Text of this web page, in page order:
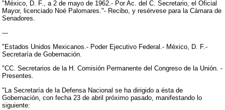
"México, D. F., a 2 de mayo de 1962.- Por Ac. del C. Secretario, el Oficial
Mayor, licenciado Noé Palomares."- Recibo, y resérvese para la Cámara de
Senadores.
---
"Estados Unidos Mexicanos.- Poder Ejecutivo Federal.- México, D. F.-
Secretaría de Gobernación.
"CC. Secretarios de la H. Comisión Permanente del Congreso de la Unión. -
Presentes.
"La Secretaría de la Defensa Nacional se ha dirigido a ésta de
Gobernación, con fecha 23 de abril próximo pasado, manifestando lo
siguiente: